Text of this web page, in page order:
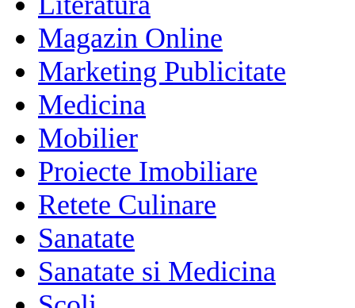
Magazin Online
Marketing Publicitate
Medicina
Mobilier
Proiecte Imobiliare
Retete Culinare
Sanatate
Sanatate si Medicina